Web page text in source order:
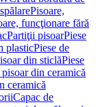
Pisoare,
funcţionare fără
Partiţii pisoarPiese
plasticPiese de
din sticlăPiese
din ceramică
ceramică
Capac de